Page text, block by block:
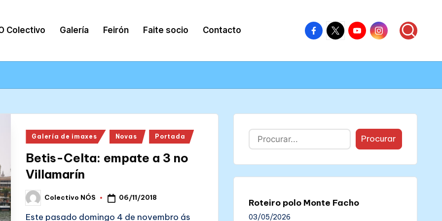
Colectivo Galería Feirón Faite socio Contacto
Facebook
–
Nós
X
–
Nós
Youtube
–
Nós
Instagram
–
Nós
Posted
Galería de imaxes Novas Portada
Betis-Celta: empate a 3 no
Villamarín
Posted
by
Colectivo NÓS 06/11/2018
Este pasado domingo 4 de novembro ás
Buscar Procurar
Roteiro polo Monte Facho
03/05/2026